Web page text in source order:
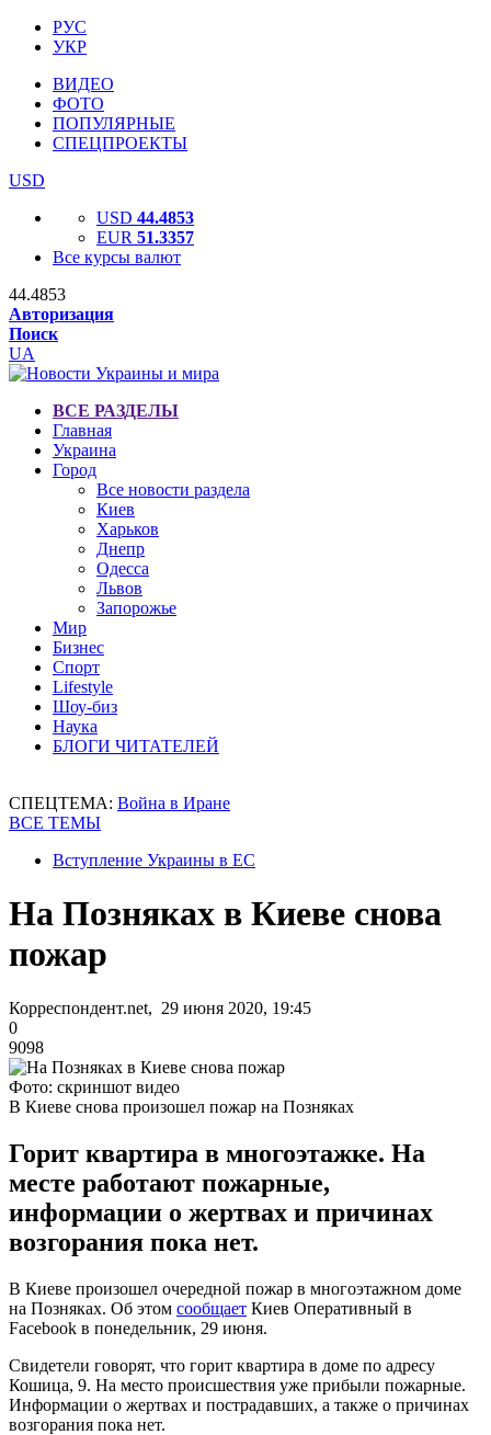
РУС
УКР
ВИДЕО
ФОТО
ПОПУЛЯРНЫЕ
СПЕЦПРОЕКТЫ
USD
USD 44.4853
EUR 51.3357
Все курсы валют
44.4853
Авторизация
Поиск
UA
ВСЕ РАЗДЕЛЫ
Главная
Украина
Город
Все новости раздела
Киев
Харьков
Днепр
Одесса
Львов
Запорожье
Мир
Бизнес
Спорт
Lifestyle
Шоу-биз
Наука
БЛОГИ ЧИТАТЕЛЕЙ
СПЕЦТЕМА: Война в Иране
ВСЕ ТЕМЫ
Вступление Украины в ЕС
На Позняках в Киеве снова
пожар
Корреспондент.net, 29 июня 2020, 19:45
0
9098
Фото: скриншот видео
В Киеве снова произошел пожар на Позняках
Горит квартира в многоэтажке. На
месте работают пожарные,
информации о жертвах и причинах
возгорания пока нет.
В Киеве произошел очередной пожар в многоэтажном доме
на Позняках. Об этом сообщает Киев Оперативный в
Facebook в понедельник, 29 июня.
Свидетели говорят, что горит квартира в доме по адресу
Кошица, 9. На место происшествия уже прибыли пожарные.
Информации о жертвах и пострадавших, а также о причинах
возгорания пока нет.